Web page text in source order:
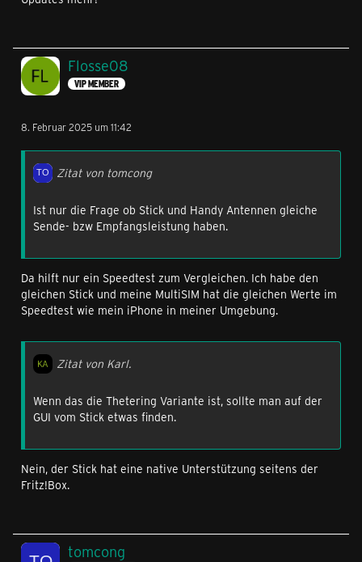
Flosse08
VIP MEMBER
8. Februar 2025 um 11:42
Zitat von tomcong
Ist nur die Frage ob Stick und Handy Antennen gleiche
Sende- bzw Empfangsleistung haben.
Da hilft nur ein Speedtest zum Vergleichen. Ich habe den
gleichen Stick und meine MultiSIM hat die gleichen Werte im
Speedtest wie mein iPhone in meiner Umgebung.
Zitat von Karl.
Wenn das die Thetering Variante ist, sollte man auf der
GUI vom Stick etwas finden.
Nein, der Stick hat eine native Unterstützung seitens der
Fritz!Box.
tomcong